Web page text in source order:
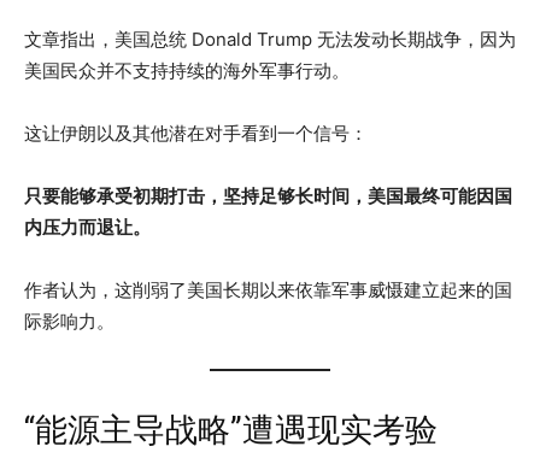
文章指出，美国总统 Donald Trump 无法发动长期战争，因为
美国民众并不支持持续的海外军事行动。
这让伊朗以及其他潜在对手看到一个信号：
只要能够承受初期打击，坚持足够长时间，美国最终可能因国
内压力而退让。
作者认为，这削弱了美国长期以来依靠军事威慑建立起来的国
际影响力。
“能源主导战略”遭遇现实考验